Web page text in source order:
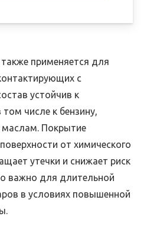
применяется для
с
устойчив к
числе к бензину,
маслам. Покрытие
от химического
утечки и снижает риск
важно для длительной
в условиях повышенной